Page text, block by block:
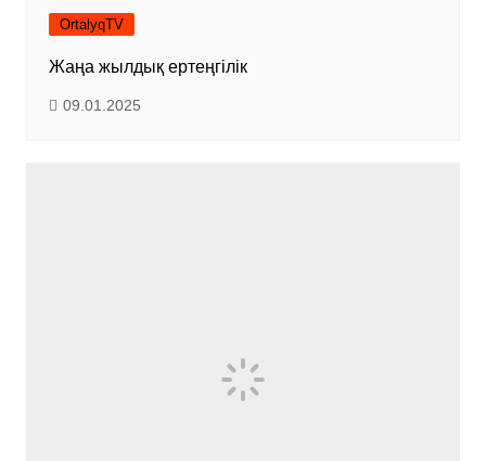
OrtalyqTV
Жаңа жылдық ертеңгілік
09.01.2025